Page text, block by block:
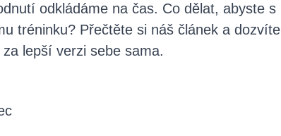
odkládáme na čas. Co dělat, abyste s
tréninku? Přečtěte si náš článek a dozvíte
lepší verzi sebe sama.